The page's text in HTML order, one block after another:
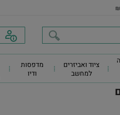
₪
ציוד ואביזרים
למחשב
מדפסות
ודיו